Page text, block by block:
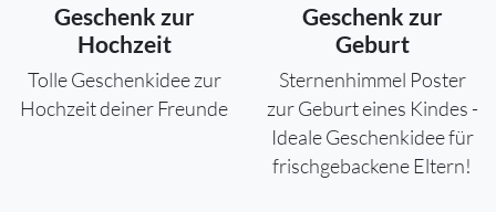
Geschenk zur
Hochzeit
Tolle Geschenkidee zur
Hochzeit deiner Freunde
Geschenk zur
Geburt
Sternenhimmel Poster
zur Geburt eines Kindes -
Ideale Geschenkidee für
frischgebackene Eltern!